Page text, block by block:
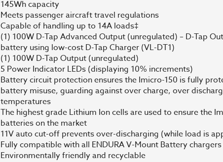
145Wh capacity
Meets passenger aircraft travel regulations
Capable of handling up to 14A loads‡
(1) 100W D-Tap Advanced Output (unregulated) – D-Tap
battery using low-cost D-Tap Charger (VL-DT1)
(1) 100W D-Tap Output (unregulated)
5 Power Indicator LEDs (displaying 10% increments)
Battery circuit protection ensures the Imicro-150 is fully
battery misuse, guarding against over charge, over
temperatures
The highest grade Lithium Ion cells are used to ensure the
batteries on the market
11V auto cut-off prevents over-discharging (while load is
Fully compatible with all ENDURA V-Mount Battery
Environmentally friendly and recyclable